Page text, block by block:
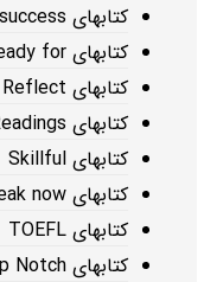
کتابهای Q skills for success
کتابهای Ready for
کتابهای Reflect
کتابهای Select Readings
کتابهای Skillful
کتابهای Speak now
کتابهای TOEFL
کتابهای Top Notch